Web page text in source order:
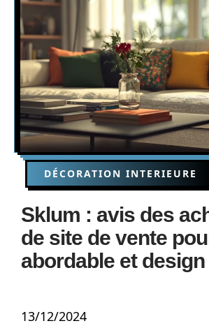
DÉCORATION INTERIEURE
Sklum : avis des
de site de vente
abordable et design
13/12/2024